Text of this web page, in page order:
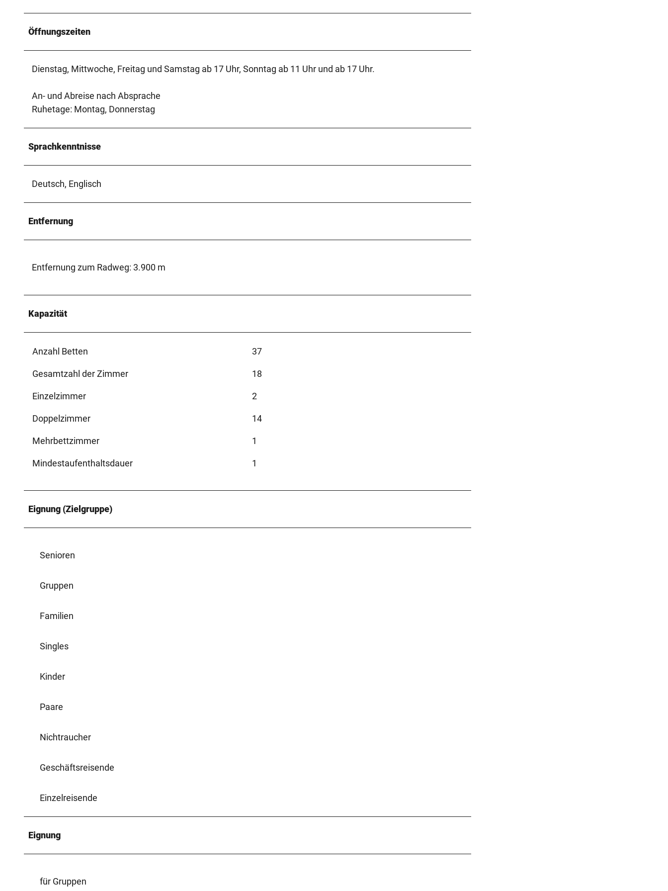
Öffnungszeiten
Dienstag, Mittwoche, Freitag und Samstag ab 17 Uhr, Sonntag ab 11 Uhr und ab 17 Uhr.
An- und Abreise nach Absprache
Ruhetage: Montag, Donnerstag
Sprachkenntnisse
Deutsch, Englisch
Entfernung
Entfernung zum Radweg: 3.900 m
Kapazität
Anzahl Betten 37
Gesamtzahl der Zimmer 18
Einzelzimmer 2
Doppelzimmer 14
Mehrbettzimmer 1
Mindestaufenthaltsdauer 1
Eignung (Zielgruppe)
Senioren
Gruppen
Familien
Singles
Kinder
Paare
Nichtraucher
Geschäftsreisende
Einzelreisende
Eignung
für Gruppen